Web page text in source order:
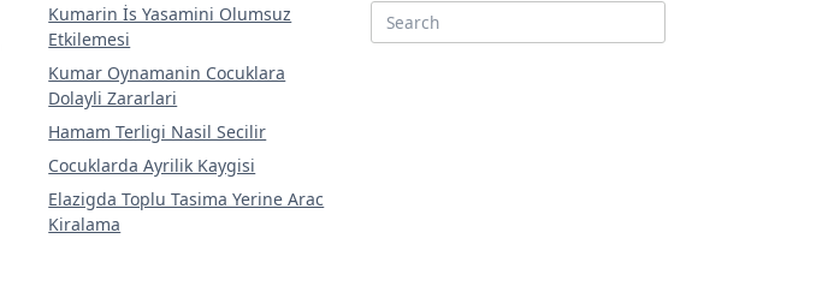
Kumarin İs Yasamini Olumsuz
Etkilemesi
Kumar Oynamanin Cocuklara
Dolayli Zararlari
Hamam Terligi Nasil Secilir
Cocuklarda Ayrilik Kaygisi
Elazigda Toplu Tasima Yerine Arac
Kiralama
Search